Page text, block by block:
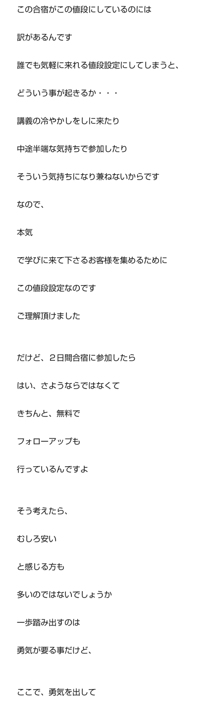
この合宿がこの値段にしているのには
訳があるんです
誰でも気軽に来れる値段設定にしてしまうと、
どういう事が起きるか・・・
講義の冷やかしをしに来たり
中途半端な気持ちで参加したり
そういう気持ちになり兼ねないからです
なので、
本気
で学びに来て下さるお客様を集めるために
この値段設定なのです
ご理解頂けました
だけど、２日間合宿に参加したら
はい、さようならではなくて
きちんと、無料で
フォローアップも
行っているんですよ
そう考えたら、
むしろ安い
と感じる方も
多いのではないでしょうか
一歩踏み出すのは
勇気が要る事だけど、
ここで、勇気を出して